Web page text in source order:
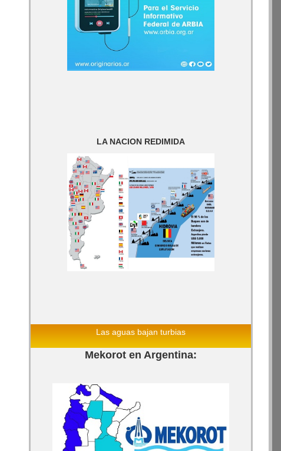
LA NACION REDIMIDA
Las aguas bajan turbias
Mekorot en Argentina: